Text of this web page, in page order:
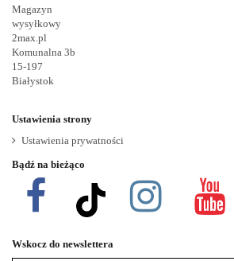
Magazyn
wysyłkowy
2max.pl
Komunalna 3b
15-197
Białystok
Ustawienia strony
Ustawienia prywatności
Bądź na bieżąco
Wskocz do newslettera